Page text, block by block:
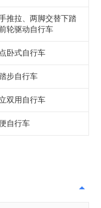
推拉、两脚交替下踏
轮驱动自行车
卧式自行车
步自行车
双用自行车
自行车